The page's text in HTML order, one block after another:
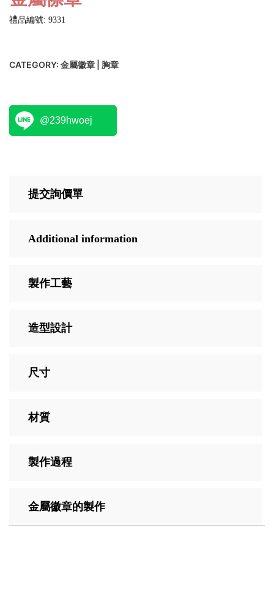
禮品編號: 9331
CATEGORY: 金屬徽章 | 胸章
@239hwoej
提交詢價單
Additional information
製作工藝
造型設計
尺寸
材質
製作過程
金屬徽章的製作